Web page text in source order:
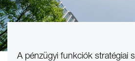
A pénzügyi funkciók stratégiai